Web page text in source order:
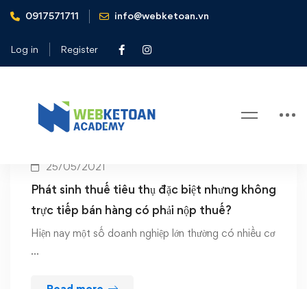
0917571711 info@webketoan.vn
Log in Register
Home chính sách thuế mới nhất
Tag: chính sách thuế mới nhất
25/05/2021
Phát sinh thuế tiêu thụ đặc biệt nhưng không
trực tiếp bán hàng có phải nộp thuế?
Hiện nay một số doanh nghiệp lớn thường có nhiều cơ
…